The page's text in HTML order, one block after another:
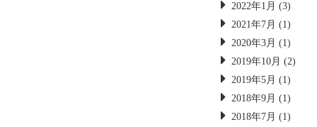
2022年1月 (3)
2021年7月 (1)
2020年3月 (1)
2019年10月 (2)
2019年5月 (1)
2018年9月 (1)
2018年7月 (1)